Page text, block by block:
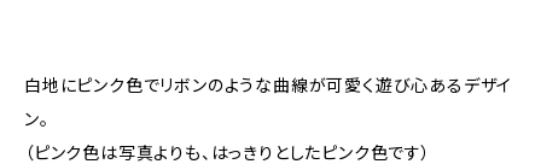
白地にピンク色でリボンのような曲線が可愛く遊び心あるデザイ
ン。
（ピンク色は写真よりも、はっきりとしたピンク色です）